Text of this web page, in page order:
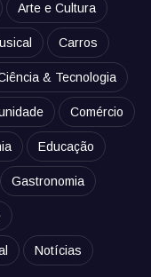
Arte e Cultura
Carros
& Tecnologia
Comércio
Educação
Gastronomia
Notícias